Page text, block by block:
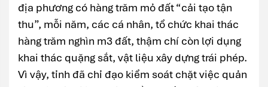
địa phương có hàng trăm mỏ đất “cải tạo tận
thu”, mỗi năm, các cá nhân, tổ chức khai thác
hàng trăm nghìn m3 đất, thậm chí còn lợi dụng
khai thác quặng sắt, vật liệu xây dựng trái phép.
Vì vậy, tỉnh đã chỉ đạo kiểm soát chặt việc quản